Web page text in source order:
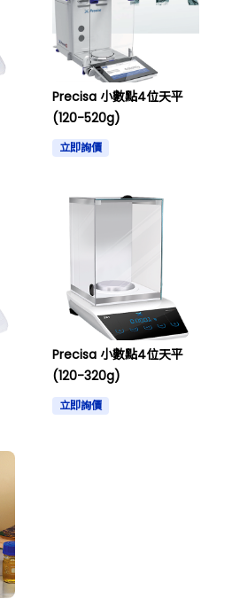
Precisa 小數點4位天平
(120-520g)
立即詢價
Precisa 小數點4位天平
(120-320g)
立即詢價